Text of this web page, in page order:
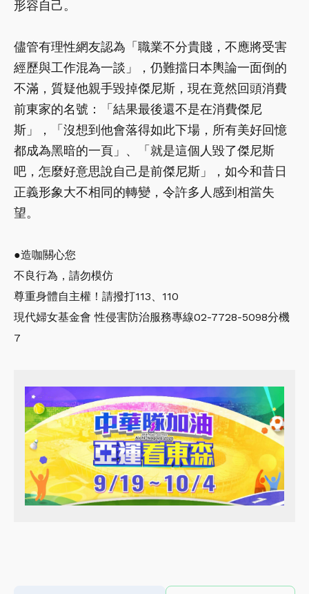
形容自己。
儘管有理性網友認為「職業不分貴賤，不應將受害
經歷與工作混為一談」，仍難擋日本輿論一面倒的
不滿，質疑他親手毀掉傑尼斯，現在竟然回頭消費
前東家的名號：「結果最後還不是在消費傑尼
斯」，「沒想到他會落得如此下場，所有美好回憶
都成為黑暗的一頁」、「就是這個人毀了傑尼斯
吧，怎麼好意思說自己是前傑尼斯」，如今和昔日
正義形象大不相同的轉變，令許多人感到相當失
望。
●造咖關心您
不良行為，請勿模仿
尊重身體自主權！請撥打113、110
現代婦女基金會 性侵害防治服務專線02-7728-5098分機
7